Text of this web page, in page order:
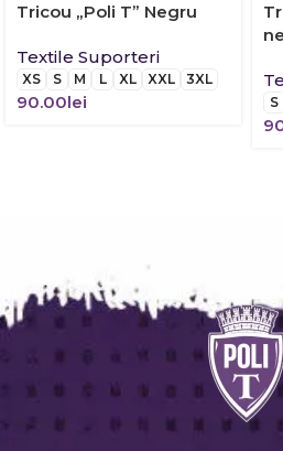
Tricou „Poli T” Negru
Textile Suporteri
XS S M L XL XXL 3XL
90.00lei S